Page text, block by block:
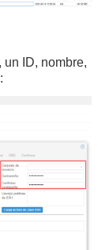
ID, nombre,
: